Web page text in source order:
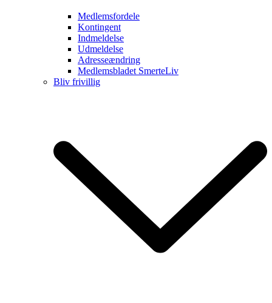
Medlemsfordele
Kontingent
Indmeldelse
Udmeldelse
Adresseændring
Medlemsbladet SmerteLiv
Bliv frivillig